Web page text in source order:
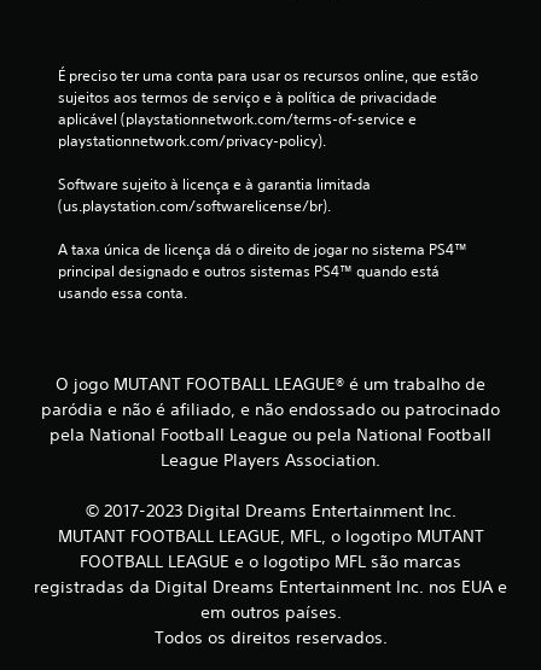
a
f
a
ç
e
s
É preciso ter uma conta para usar os recursos online, que estão
sujeitos aos termos de serviço e à política de privacidade
aplicável (playstationnetwork.com/terms-of-service e
playstationnetwork.com/privacy-policy).
Software sujeito à licença e à garantia limitada
(us.playstation.com/softwarelicense/br).
A taxa única de licença dá o direito de jogar no sistema PS4™
principal designado e outros sistemas PS4™ quando está
usando essa conta.
O jogo MUTANT FOOTBALL LEAGUE® é um trabalho de
paródia e não é afiliado, e não endossado ou patrocinado
pela National Football League ou pela National Football
League Players Association.
© 2017-2023 Digital Dreams Entertainment Inc.
MUTANT FOOTBALL LEAGUE, MFL, o logotipo MUTANT
FOOTBALL LEAGUE e o logotipo MFL são marcas
registradas da Digital Dreams Entertainment Inc. nos EUA e
em outros países.
Todos os direitos reservados.